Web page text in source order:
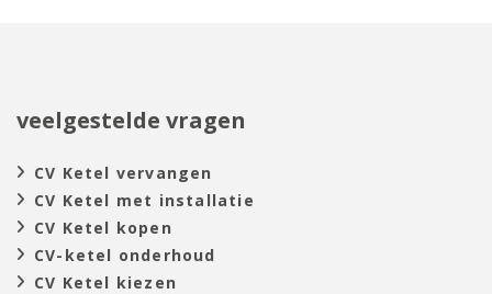
veelgestelde vragen
CV Ketel vervangen
CV Ketel met installatie
CV Ketel kopen
CV-ketel onderhoud
CV Ketel kiezen